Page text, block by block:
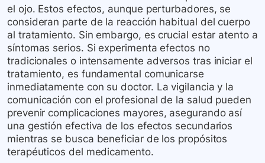
el ojo. Estos efectos, aunque perturbadores, se
consideran parte de la reacción habitual del cuerpo
al tratamiento. Sin embargo, es crucial estar atento a
síntomas serios. Si experimenta efectos no
tradicionales o intensamente adversos tras iniciar el
tratamiento, es fundamental comunicarse
inmediatamente con su doctor. La vigilancia y la
comunicación con el profesional de la salud pueden
prevenir complicaciones mayores, asegurando así
una gestión efectiva de los efectos secundarios
mientras se busca beneficiar de los propósitos
terapéuticos del medicamento.